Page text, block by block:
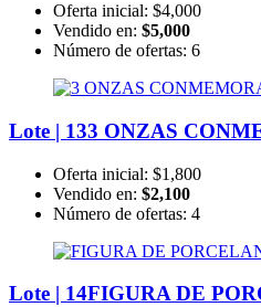
Oferta inicial: $4,000
Vendido en: $5,000
Número de ofertas: 6
Lote | 133 ONZAS
Oferta inicial: $1,800
Vendido en: $2,100
Número de ofertas: 4
Lote | 14FIGURA DE